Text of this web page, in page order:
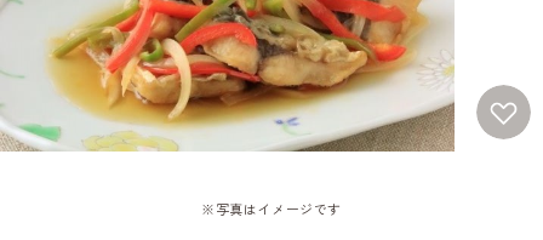
※写真はイメージです